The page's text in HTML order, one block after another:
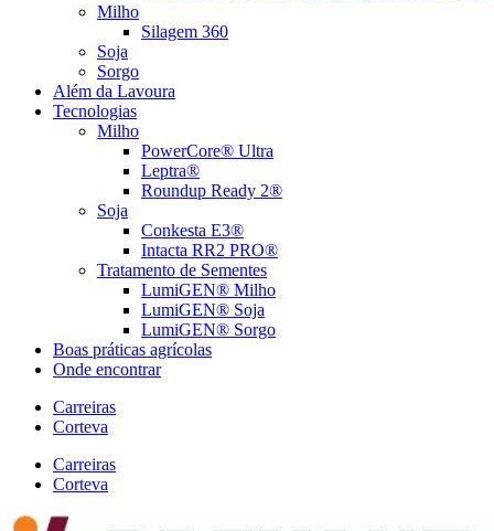
Milho
Silagem 360
Soja
Sorgo
Além da Lavoura
Tecnologias
Milho
PowerCore® Ultra
Leptra®
Roundup Ready 2®
Soja
Conkesta E3®
Intacta RR2 PRO®
Tratamento de Sementes
LumiGEN® Milho
LumiGEN® Soja
LumiGEN® Sorgo
Boas práticas agrícolas
Onde encontrar
Carreiras
Corteva
Carreiras
Corteva